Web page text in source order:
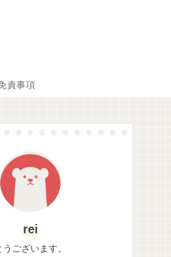
責事項
rei
ございます。